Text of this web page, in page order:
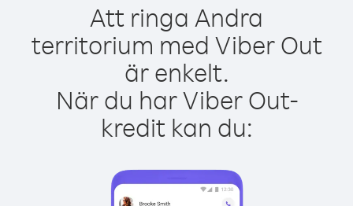
Att ringa Andra
territorium med Viber Out
är enkelt.
När du har Viber Out-
kredit kan du: